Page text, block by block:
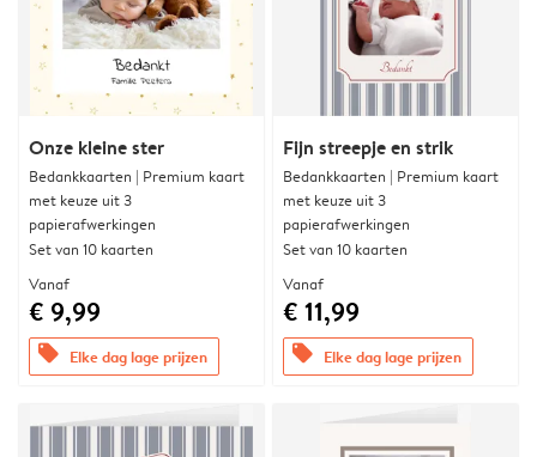
Onze kleine ster
Bedankkaarten | Premium kaart
met keuze uit 3
papierafwerkingen
Set van 10 kaarten
Vanaf
€ 9,99
offers Elke dag lage prijzen
Fijn streepje en strik
Bedankkaarten | Premium kaart
met keuze uit 3
papierafwerkingen
Set van 10 kaarten
Vanaf
€ 11,99
offers Elke dag lage prijzen